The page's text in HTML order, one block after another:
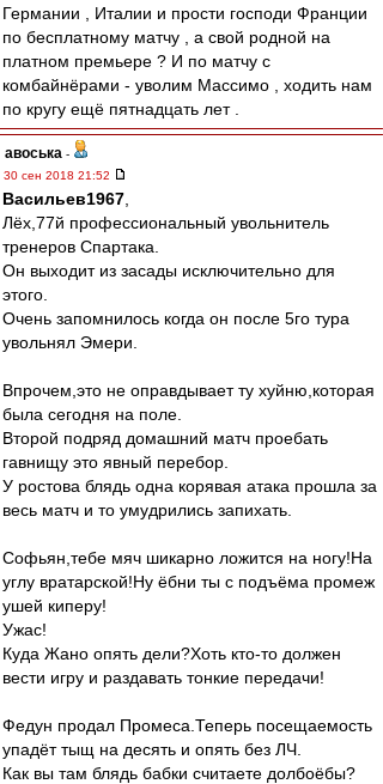
Германии , Италии и прости господи Франции
по бесплатному матчу , а свой родной на
платном премьере ? И по матчу с
комбайнёрами - уволим Массимо , ходить нам
по кругу ещё пятнадцать лет .
авоська -
30 сен 2018 21:52
Васильев1967
Лёх,77й профессиональный увольнитель
тренеров Спартака.
Он выходит из засады исключительно для
этого.
Очень запомнилось когда он после 5го тура
увольнял Эмери.
Впрочем,это не оправдывает ту хуйню,которая
была сегодня на поле.
Второй подряд домашний матч проебать
гавнищу это явный перебор.
У ростова блядь одна корявая атака прошла за
весь матч и то умудрились запихать.
Софьян,тебе мяч шикарно ложится на ногу!На
углу вратарской!Ну ёбни ты с подъёма промеж
ушей киперу!
Ужас!
Куда Жано опять дели?Хоть кто-то должен
вести игру и раздавать тонкие передачи!
Федун продал Промеса.Теперь посещаемость
упадёт тыщ на десять и опять без ЛЧ.
Как вы там блядь бабки считаете долбоёбы?